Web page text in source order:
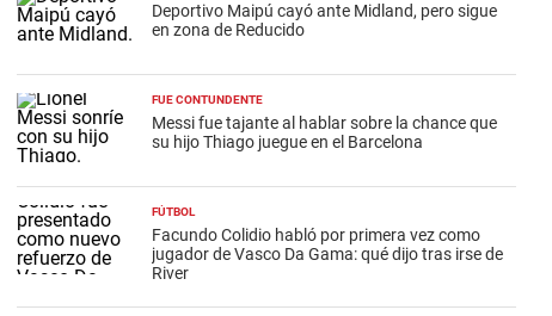
Deportivo Maipú cayó ante Midland, pero sigue
en zona de Reducido
FUE CONTUNDENTE
Messi fue tajante al hablar sobre la chance que
su hijo Thiago juegue en el Barcelona
FÚTBOL
Facundo Colidio habló por primera vez como
jugador de Vasco Da Gama: qué dijo tras irse de
River